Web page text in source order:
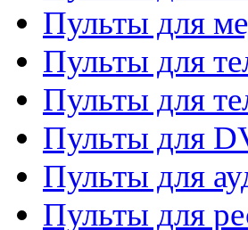
Пульты для
Пульты для
Пульты для
Пульты для
Пульты для
Пульты для